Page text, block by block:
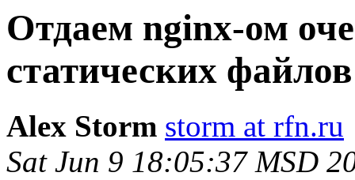
Отдаем nginx-ом
статических файлов
Alex Storm storm at rfn.ru
Sat Jun 9 18:05:37 MSD